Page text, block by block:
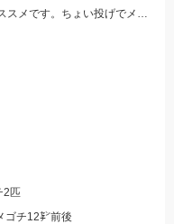
サッパが好調!!ママカリサビキは5～6号がオススメです。ちょい投げでメゴチも釣れましたよ♪
2匹
ゴチ12㌢前後